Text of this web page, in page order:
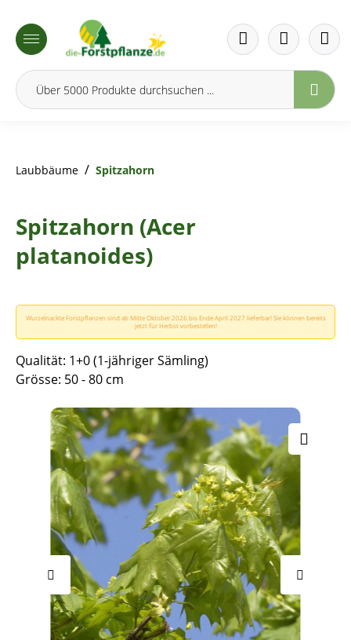
springen
Laubbäume / Spitzahorn
Spitzahorn (Acer
platanoides)
Wurzelnackte Forstpflanzen sind ab Mitte Oktober 2026 bis Ende April 2027 lieferbar! Sie können bereits
jetzt für Herbst vorbestellen!
Qualität: 1+0 (1-jähriger Sämling)
Grösse: 50 - 80 cm